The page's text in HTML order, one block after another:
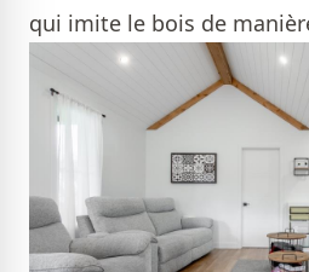
qui imite le bois de